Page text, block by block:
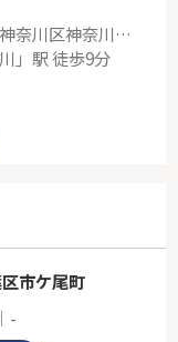
神奈川県横浜市神奈川区神奈川２丁目
」駅 徒歩9分
市ケ尾町
-